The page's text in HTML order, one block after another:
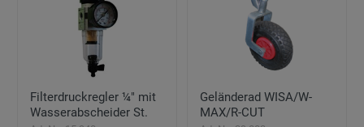
Filterdruckregler ¼" mit
Wasserabscheider St.
Geländerad WISA/W-
MAX/R-CUT